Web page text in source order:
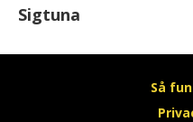
Sigtuna
Så